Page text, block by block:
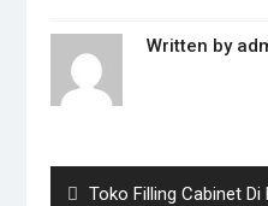
Written by
Previous
Toko Filling Cabinet